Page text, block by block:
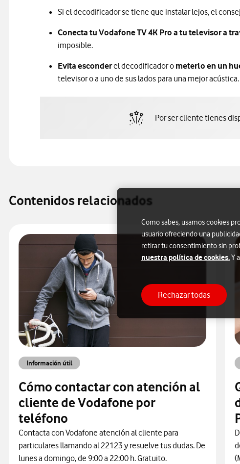
Si el decodificador se tiene que instalar lejos, el
Conecta tu Vodafone TV 4K Pro a tu televisor a
imposible.
Evita esconderel decodificador o meterlo en un
televisor o a uno de sus lados para una mejor acústica.
Por ser cliente tienes
Contenidos relacionados
Información útil
Cómo contactar con atención al
cliente de Vodafone por
teléfono
Contacta con Vodafone atención al cliente para
particulares llamando al 22123 y resuelve tus dudas. De
lunes a domingo, de 9:00 a 22:00 h. Gratuito.
Como sabes, usamos cookies
usuario ofreciendo una
retirar tu consentimiento sin
nuestra política de cookies.Y
Rechazar todas